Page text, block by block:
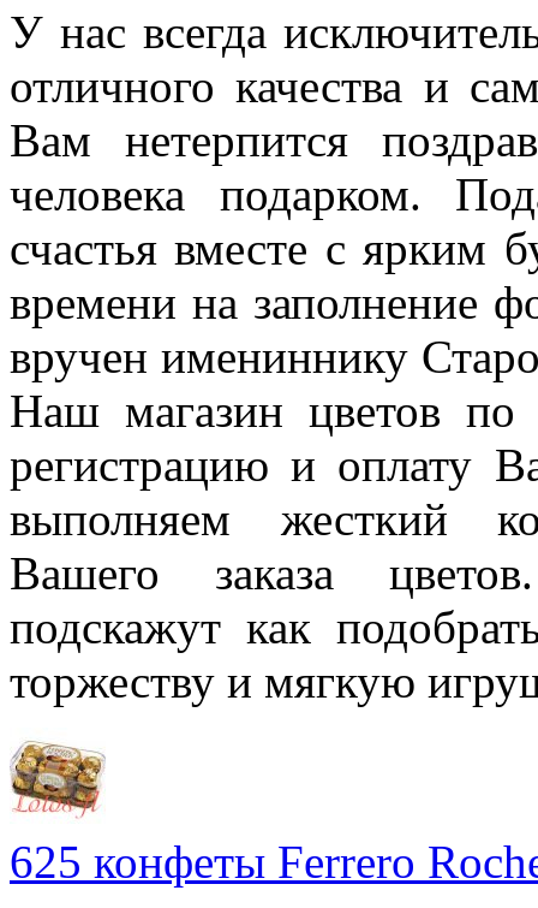
У нас всегда
отличного качества и
Вам нетерпится
человека подарком.
счастья вместе с ярким
времени на заполнение
вручен имениннику
Наш магазин цветов
регистрацию и оплату
выполняем жесткий
Вашего заказа
подскажут как
торжеству и мягкую
625 конфеты Ferrero